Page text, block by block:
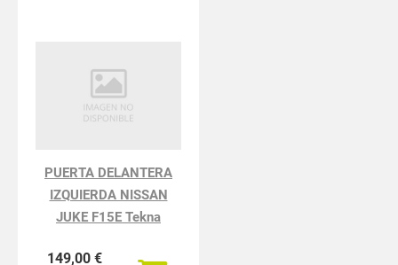
PUERTA DELANTERA
IZQUIERDA NISSAN
JUKE F15E Tekna
149,00 €